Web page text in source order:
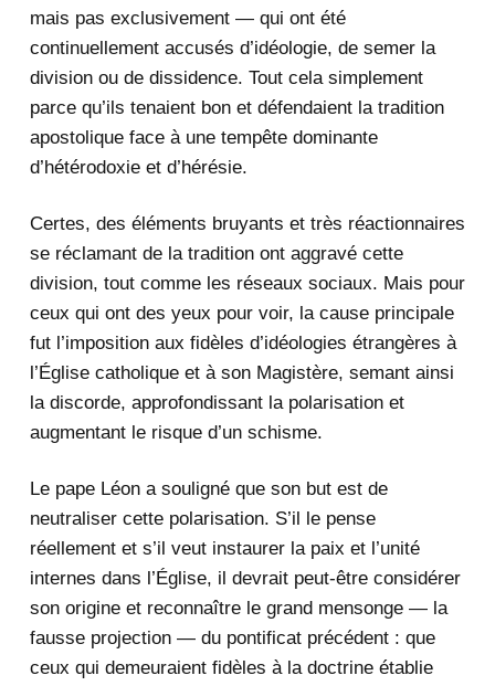
mais pas exclusivement — qui ont été
continuellement accusés d’idéologie, de semer la
division ou de dissidence. Tout cela simplement
parce qu’ils tenaient bon et défendaient la tradition
apostolique face à une tempête dominante
d’hétérodoxie et d’hérésie.
Certes, des éléments bruyants et très réactionnaires
se réclamant de la tradition ont aggravé cette
division, tout comme les réseaux sociaux. Mais pour
ceux qui ont des yeux pour voir, la cause principale
fut l’imposition aux fidèles d’idéologies étrangères à
l’Église catholique et à son Magistère, semant ainsi
la discorde, approfondissant la polarisation et
augmentant le risque d’un schisme.
Le pape Léon a souligné que son but est de
neutraliser cette polarisation. S’il le pense
réellement et s’il veut instaurer la paix et l’unité
internes dans l’Église, il devrait peut-être considérer
son origine et reconnaître le grand mensonge — la
fausse projection — du pontificat précédent : que
ceux qui demeuraient fidèles à la doctrine établie